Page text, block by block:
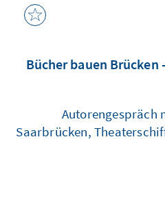
Bücher bauen Brücken
Autorengespräch
Saarbrücken,